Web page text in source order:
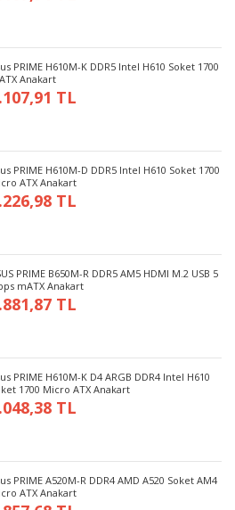
PRIME H610M-K DDR5 Intel H610 Soket 1700
Anakart
TL
PRIME H610M-D DDR5 Intel H610 Soket 1700
ATX Anakart
TL
PRIME B650M-R DDR5 AM5 HDMI M.2 USB 5
mATX Anakart
TL
PRIME H610M-K D4 ARGB DDR4 Intel H610
1700 Micro ATX Anakart
TL
PRIME A520M-R DDR4 AMD A520 Soket AM4
ATX Anakart